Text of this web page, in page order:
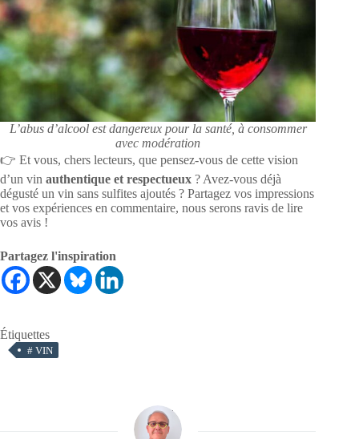
L’abus d’alcool est dangereux pour la santé, à consommer
avec modération
👉 Et vous, chers lecteurs, que pensez-vous de cette vision
d’un vin authentique et respectueux ? Avez-vous déjà
dégusté un vin sans sulfites ajoutés ? Partagez vos impressions
et vos expériences en commentaire, nous serons ravis de lire
vos avis !
Partagez l'inspiration
Étiquettes
# VIN